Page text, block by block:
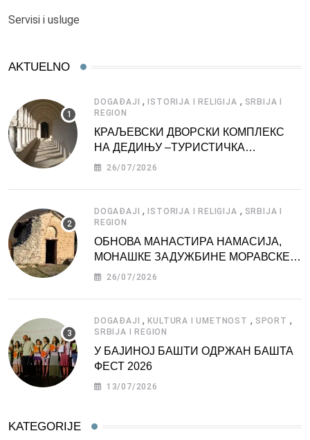
Servisi i usluge
AKTUELNO
DOGAĐAJI , ISTORIJA I RELIGIJA , SRBIJA I
REGION
КРАЉЕВСКИ ДВОРСКИ КОМПЛЕКС
НА ДЕДИЊУ –ТУРИСТИЧКА
АТРАКЦИЈА
26/07/2026
DOGAĐAJI , ISTORIJA I RELIGIJA , SRBIJA I
REGION
ОБНОВА МАНАСТИРА НАМАСИЈА,
МОНАШКЕ ЗАДУЖБИНЕ МОРАВСКЕ
СРБИЈЕ
26/07/2026
DOGAĐAJI ,KULTURA I UMETNOST , SPORT ,
SRBIJA I REGION
У БАЈИНОЈ БАШТИ ОДРЖАН БАШТА
ФЕСТ 2026
13/07/2026
KATEGORIJE